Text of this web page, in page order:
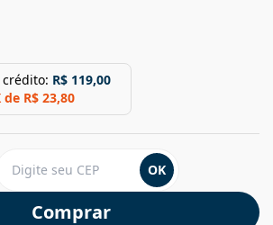
R$ 119,00
de R$ 23,80
Comprar
OK